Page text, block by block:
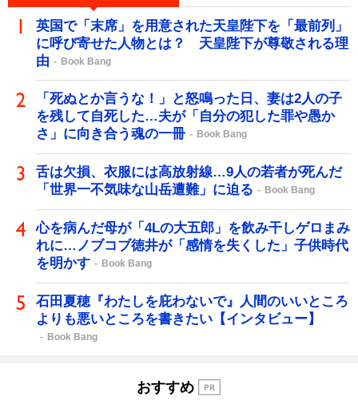
英国で「末席」を用意された天皇陛下を「最前列」
に呼び寄せた人物とは？ 天皇陛下が尊敬される理
由
Book Bang
「死ぬとか言うな！」と怒鳴った日、妻は2人の子
を残して自死した…夫が「自分の犯した罪や愚か
さ」に向き合う魂の一冊
Book Bang
舌は欠損、衣服には高放射線…9人の若者が死んだ
「世界一不気味な山岳遭難」に迫る
Book Bang
心を病んだ母が「4Lの大五郎」を飲み干しゲロまみ
れに…ノブコブ徳井が「感情を失くした」子供時代
を明かす
Book Bang
石田夏穂『わたしを庇わないで』人間のいいところ
よりも悪いところを書きたい【インタビュー】
Book Bang
おすすめ